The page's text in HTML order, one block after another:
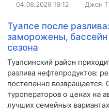
04.08.2026 19:12 Джон
Туапсе после
заморожены,
сезона
Туапсинский район
разлива нефтепродуктов:
постепенно возвращается.
туроператоров о ценах на
лучших семейных